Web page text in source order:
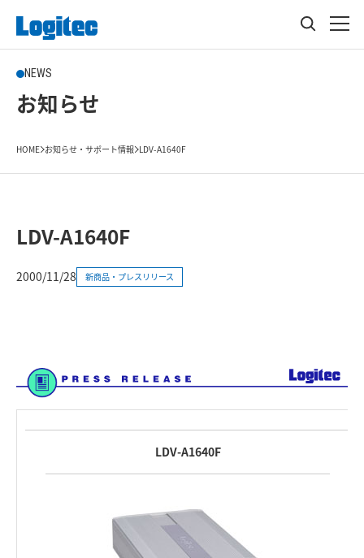
NEWS
お知らせ
HOME お知らせ・サポート情報 LDV-A1640F
LDV-A1640F
2000/11/28 新商品・プレスリリース
LDV-A1640F